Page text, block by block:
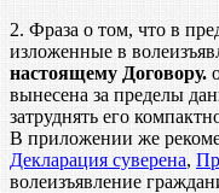
2. Фраза о том, что в
изложенные в
настоящему Договору.
вынесена за пределы
затруднять его
В приложении же
Декларация суверена,
волеизъявление